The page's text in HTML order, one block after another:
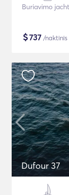
Buriavimo
$737 /naktinis
Dufour 37